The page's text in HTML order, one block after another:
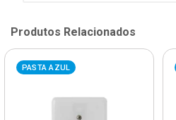
Produtos Relacionados
PASTA AZUL